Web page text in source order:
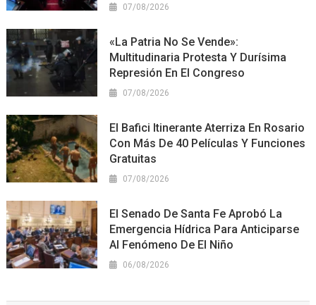
07/08/2026
«La Patria No Se Vende»:
Multitudinaria Protesta Y Durísima
Represión En El Congreso
07/08/2026
El Bafici Itinerante Aterriza En Rosario
Con Más De 40 Películas Y Funciones
Gratuitas
07/08/2026
El Senado De Santa Fe Aprobó La
Emergencia Hídrica Para Anticiparse
Al Fenómeno De El Niño
06/08/2026